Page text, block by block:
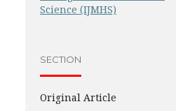
Science (IJMHS)
SECTION
Original Article